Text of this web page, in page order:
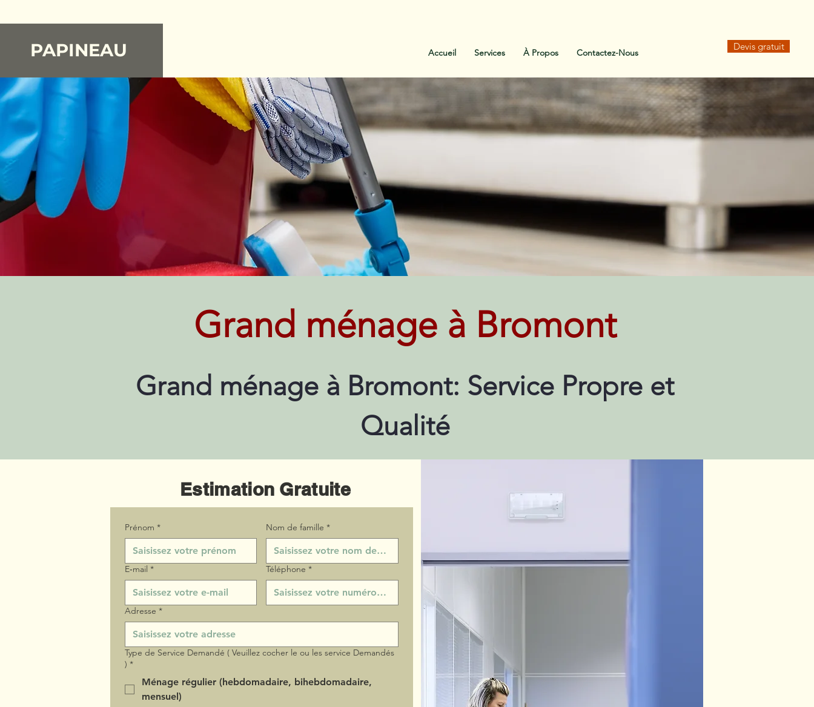
PAPINEAU Accueil Services À Propos Contactez-Nous
Devis gratuit
Grand ménage à Bromont
Grand ménage à Bromont: Service Propre et
Qualité
Estimation Gratuite
Prénom * Nom de famille *
E‑mail * Téléphone *
Adresse *
Type de Service Demandé ( Veuillez cocher le ou les service Demandés
) *
Ménage régulier (hebdomadaire, bihebdomadaire,
mensuel)